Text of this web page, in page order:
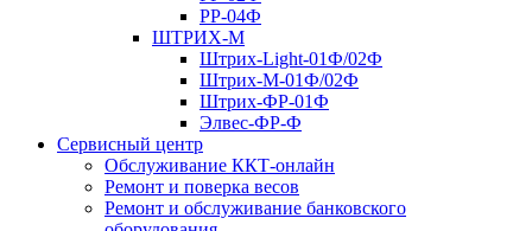
РР-04Ф
ШТРИХ-М
Штрих-Light-01Ф/02Ф
Штрих-М-01Ф/02Ф
Штрих-ФР-01Ф
Элвес-ФР-Ф
Сервисный центр
Обслуживание ККТ-онлайн
Ремонт и поверка весов
Ремонт и обслуживание банковского